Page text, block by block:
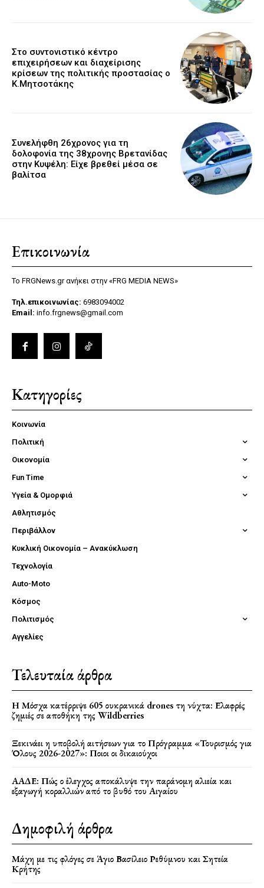
Στο συντονιστικό κέντρο
επιχειρήσεων και διαχείρισης
κρίσεων της πολιτικής προστασίας ο
Κ.Μητσοτάκης
Συνελήφθη 26χρονος για τη
δολοφονία της 38χρονης Βρετανίδας
στην Κυψέλη: Είχε βρεθεί μέσα σε
βαλίτσα
Επικοινωνία
Το FRGNews.gr ανήκει στην «FRG MEDIA NEWS»
Τηλ.επικοινωνίας: 6983094002
Email: info.frgnews@gmail.com
Κατηγορίες
Κοινωνία
Πολιτική
Οικονομία
Fun Time
Υγεία & Ομορφιά
Αθλητισμός
Περιβάλλον
Κυκλική Οικονομία – Ανακύκλωση
Τεχνολογία
Auto-Moto
Κόσμος
Πολιτισμός
Αγγελίες
Τελευταία άρθρα
Η Μόσχα κατέρριψε 605 ουκρανικά drones τη νύχτα: Ελαφρές
ζημιές σε αποθήκη της Wildberries
Ξεκινάει η υποβολή αιτήσεων για το Πρόγραμμα «Τουρισμός για
Όλους 2026-2027»: Ποιοι οι δικαιούχοι
ΑΑΔΕ: Πώς ο έλεγχος αποκάλυψε την παράνομη αλιεία και
εξαγωγή κοραλλιών από το βυθό του Αιγαίου
Δημοφιλή άρθρα
Μάχη με τις φλόγες σε Άγιο Βασίλειο Ρεθύμνου και Σητεία
Κρήτης